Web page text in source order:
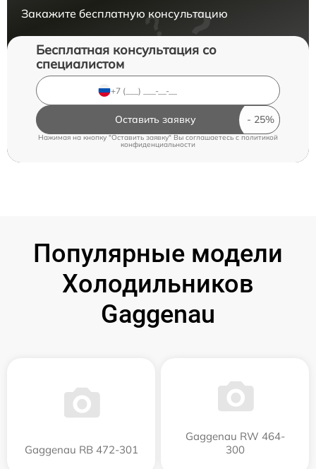
Закажите бесплатную консультацию
Бесплатная консультация со
специалистом
Оставить заявку
Нажимая на кнопку "Оставить заявку" Вы соглашаетесь c политикой
конфиденциальности
Популярные модели
Холодильников
Gaggenau
Gaggenau RB 472-301
Gaggenau RW 464-
300